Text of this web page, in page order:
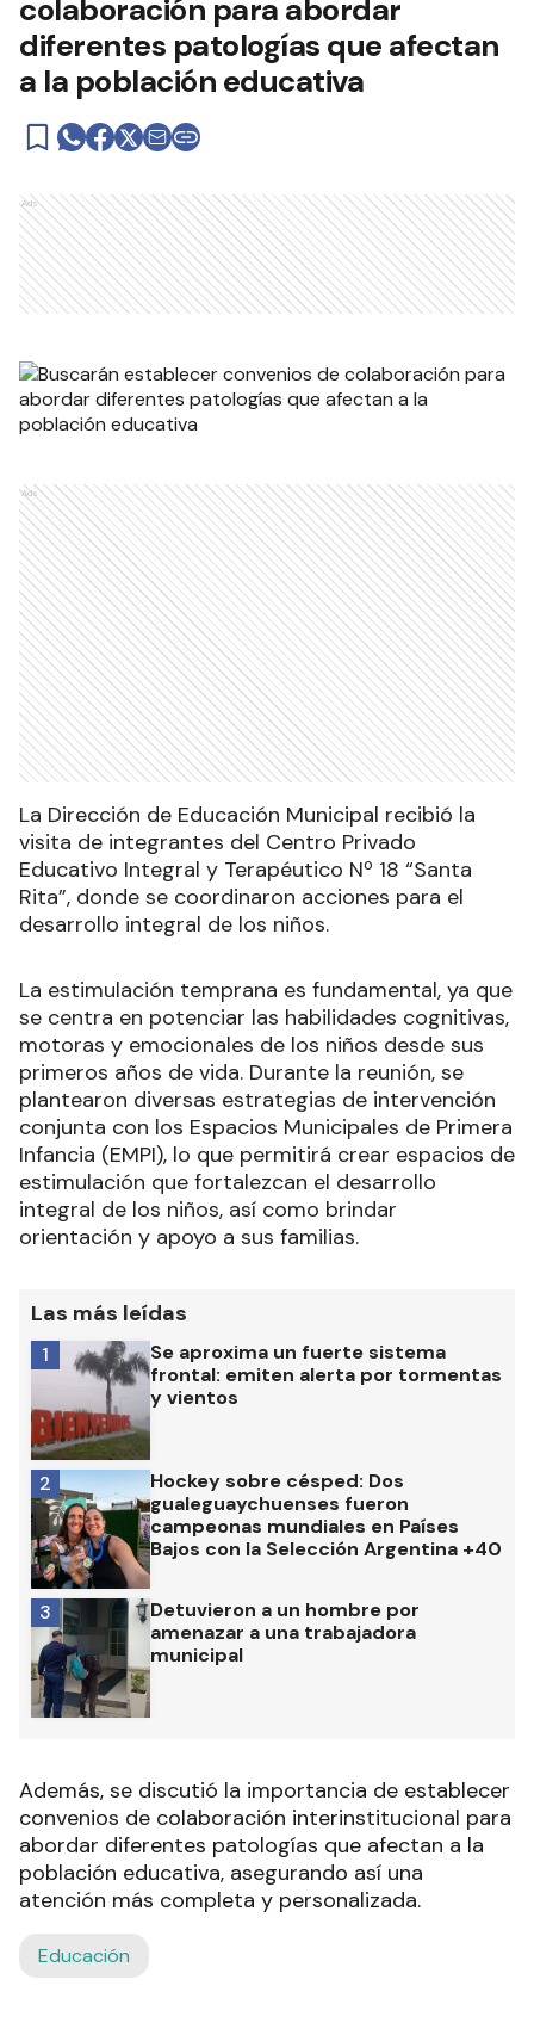
colaboración para abordar
diferentes patologías que afectan
a la población educativa
Ads
Ads
La Dirección de Educación Municipal recibió la
visita de integrantes del Centro Privado
Educativo Integral y Terapéutico Nº 18 “Santa
Rita”, donde se coordinaron acciones para el
desarrollo integral de los niños.
La estimulación temprana es fundamental, ya que
se centra en potenciar las habilidades cognitivas,
motoras y emocionales de los niños desde sus
primeros años de vida. Durante la reunión, se
plantearon diversas estrategias de intervención
conjunta con los Espacios Municipales de Primera
Infancia (EMPI), lo que permitirá crear espacios de
estimulación que fortalezcan el desarrollo
integral de los niños, así como brindar
orientación y apoyo a sus familias.
Las más leídas
Se aproxima un fuerte sistema
frontal: emiten alerta por tormentas
y vientos
1
Hockey sobre césped: Dos
gualeguaychuenses fueron
campeonas mundiales en Países
Bajos con la Selección Argentina +40
2
Detuvieron a un hombre por
amenazar a una trabajadora
municipal
3
Además, se discutió la importancia de establecer
convenios de colaboración interinstitucional para
abordar diferentes patologías que afectan a la
población educativa, asegurando así una
atención más completa y personalizada.
Educación